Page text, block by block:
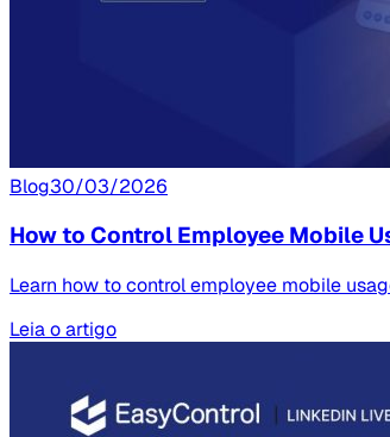
Blog30/03/2026
How to Control Employee Mobile
Learn how to control employee mobile
Leia o artigo